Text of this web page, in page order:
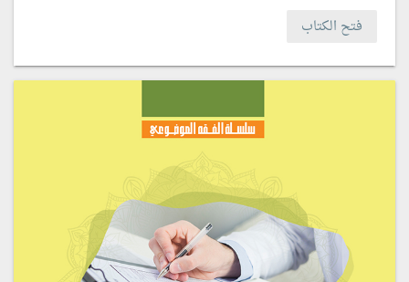
فتح الكتاب